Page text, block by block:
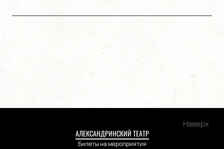
Наверх
АЛЕКСАНДРИНСКИЙ ТЕАТР
Билеты на мероприятия